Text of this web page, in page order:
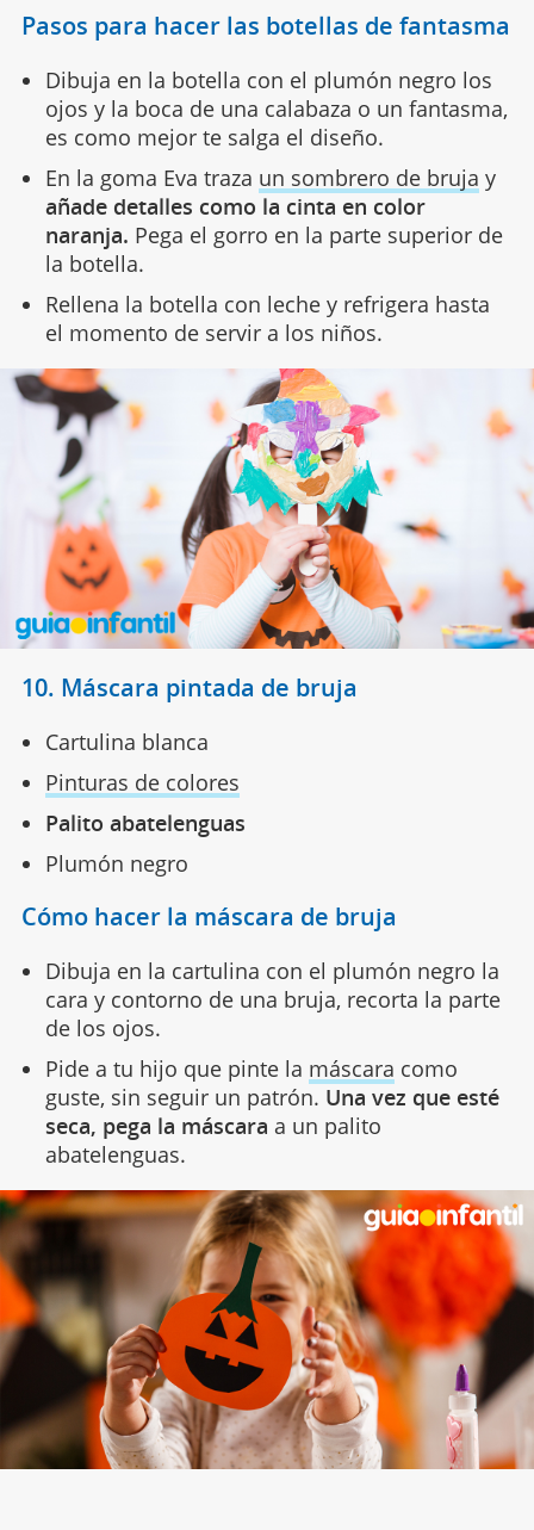
Pasos para hacer las botellas de fantasma
Dibuja en la botella con el plumón negro los
ojos y la boca de una calabaza o un fantasma,
es como mejor te salga el diseño.
En la goma Eva traza un sombrero de bruja y
añade detalles como la cinta en color
naranja. Pega el gorro en la parte superior de
la botella.
Rellena la botella con leche y refrigera hasta
el momento de servir a los niños.
10. Máscara pintada de bruja
Cartulina blanca
Pinturas de colores
Palito abatelenguas
Plumón negro
Cómo hacer la máscara de bruja
Dibuja en la cartulina con el plumón negro la
cara y contorno de una bruja, recorta la parte
de los ojos.
Pide a tu hijo que pinte la máscara como
guste, sin seguir un patrón. Una vez que esté
seca, pega la máscara a un palito
abatelenguas.